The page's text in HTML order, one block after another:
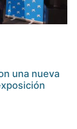
una nueva